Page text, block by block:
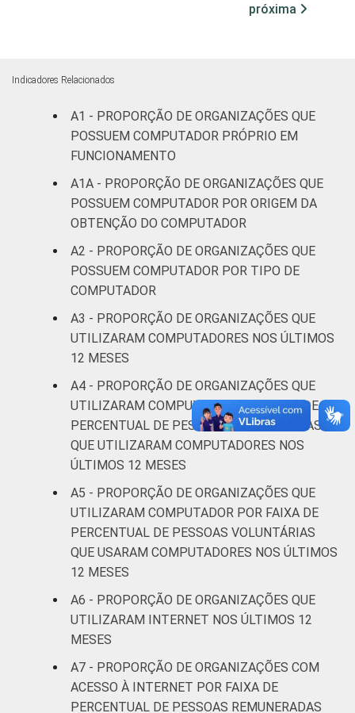
Desenvolvimento
e Defesa de
Direitos
Religião 66 34
Saúde e
assistência
74
lucrativos. Dados coletados entre outubro
de 2013 e abril de 2014.
Fonte: NIC.br - out 2013 / abr 2014
próxima
Indicadores Relacionados
A1 - PROPORÇÃO DE ORGANIZAÇÕES QUE
POSSUEM COMPUTADOR PRÓPRIO EM
FUNCIONAMENTO
A1A - PROPORÇÃO DE ORGANIZAÇÕES QUE
POSSUEM COMPUTADOR POR ORIGEM DA
OBTENÇÃO DO COMPUTADOR
A2 - PROPORÇÃO DE ORGANIZAÇÕES QUE
POSSUEM COMPUTADOR POR TIPO DE
COMPUTADOR
A3 - PROPORÇÃO DE ORGANIZAÇÕES QUE
UTILIZARAM COMPUTADORES NOS ÚLTIMOS
12 MESES
A4 - PROPORÇÃO DE ORGANIZAÇÕES QUE
UTILIZARAM COMPUTADOR POR FAIXA DE
PERCENTUAL DE PESSOAS REMUNERADAS
QUE UTILIZARAM COMPUTADORES NOS
ÚLTIMOS 12 MESES
A5 - PROPORÇÃO DE ORGANIZAÇÕES QUE
UTILIZARAM COMPUTADOR POR FAIXA DE
PERCENTUAL DE PESSOAS VOLUNTÁRIAS
QUE USARAM COMPUTADORES NOS ÚLTIMOS
12 MESES
A6 - PROPORÇÃO DE ORGANIZAÇÕES QUE
UTILIZARAM INTERNET NOS ÚLTIMOS 12
MESES
A7 - PROPORÇÃO DE ORGANIZAÇÕES COM
ACESSO À INTERNET POR FAIXA DE
PERCENTUAL DE PESSOAS REMUNERADAS